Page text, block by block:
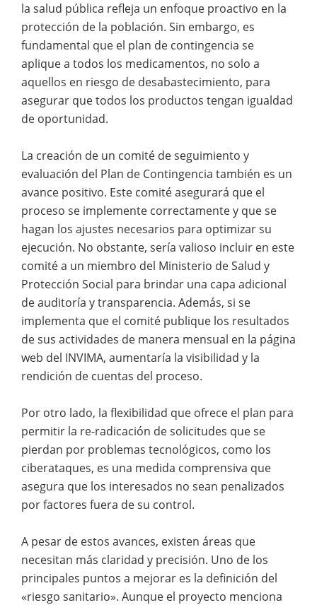
la salud pública refleja un enfoque proactivo en la
protección de la población. Sin embargo, es
fundamental que el plan de contingencia se
aplique a todos los medicamentos, no solo a
aquellos en riesgo de desabastecimiento, para
asegurar que todos los productos tengan igualdad
de oportunidad.
La creación de un comité de seguimiento y
evaluación del Plan de Contingencia también es un
avance positivo. Este comité asegurará que el
proceso se implemente correctamente y que se
hagan los ajustes necesarios para optimizar su
ejecución. No obstante, sería valioso incluir en este
comité a un miembro del Ministerio de Salud y
Protección Social para brindar una capa adicional
de auditoría y transparencia. Además, si se
implementa que el comité publique los resultados
de sus actividades de manera mensual en la página
web del INVIMA, aumentaría la visibilidad y la
rendición de cuentas del proceso.
Por otro lado, la flexibilidad que ofrece el plan para
permitir la re-radicación de solicitudes que se
pierdan por problemas tecnológicos, como los
ciberataques, es una medida comprensiva que
asegura que los interesados no sean penalizados
por factores fuera de su control.
A pesar de estos avances, existen áreas que
necesitan más claridad y precisión. Uno de los
principales puntos a mejorar es la definición del
«riesgo sanitario». Aunque el proyecto menciona